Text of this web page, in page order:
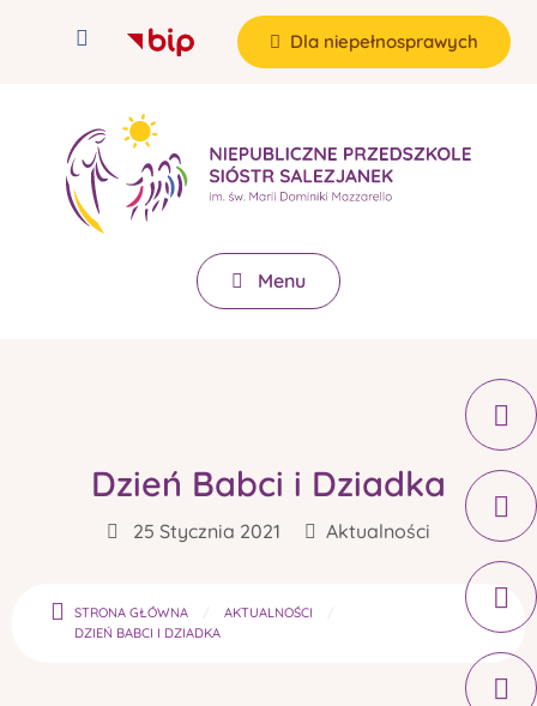
Dla niepełnosprawych
Menu
Dzień Babci i Dziadka
25 Stycznia 2021 Aktualności
STRONA GŁÓWNA
AKTUALNOŚCI
DZIEŃ BABCI I DZIADKA